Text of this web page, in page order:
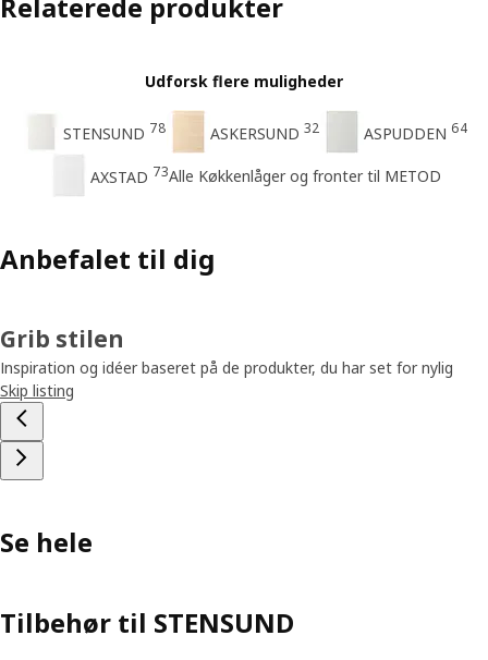
Relaterede produkter
Udforsk flere muligheder
STENSUND 78 ASKERSUND 32 ASPUDDEN 64
AXSTAD 73Alle Køkkenlåger og fronter til METOD
Anbefalet til dig
Grib stilen
Inspiration og idéer baseret på de produkter, du har set for nylig
Skip listing
Se hele
Tilbehør til STENSUND